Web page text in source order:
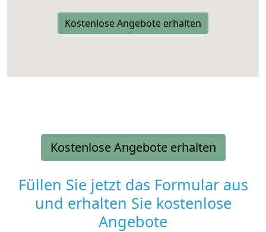
Kostenlose Angebote erhalten
Kostenlose Angebote erhalten
Füllen Sie jetzt das Formular aus
und erhalten Sie kostenlose
Angebote